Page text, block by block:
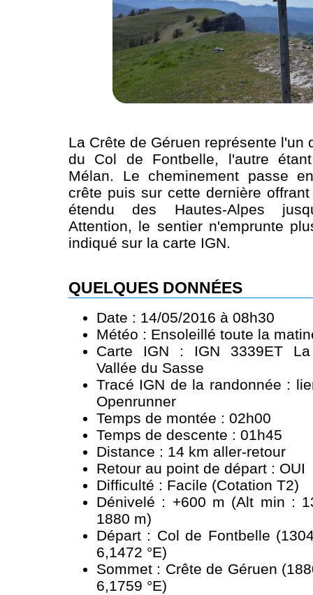
La Crête de Géruen représente l'un
du Col de Fontbelle, l'autre
Mélan. Le cheminement passe
crête puis sur cette dernière
étendu des Hautes-Alpes
Attention, le sentier n'emprunte
indiqué sur la carte IGN.
QUELQUES DONNÉES
Date : 14/05/2016 à 08h30
Météo : Ensoleillé toute la
Carte IGN : IGN 3339ET La
Vallée du Sasse
Tracé IGN de la randonnée :
Openrunner
Temps de montée : 02h00
Temps de descente : 01h45
Distance : 14 km aller-retour
Retour au point de départ : OUI
Difficulté : Facile (Cotation T2)
Dénivelé : +600 m (Alt min :
1880 m)
Départ : Col de Fontbelle
6,1472 °E)
Sommet : Crête de Géruen
6,1759 °E)